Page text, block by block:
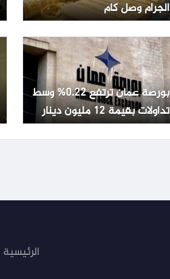
الجرام وصل كام
بورصة عمان ترتفع 0.22% وسط
تداولات بقيمة 12 مليون دينار
الرئيسية